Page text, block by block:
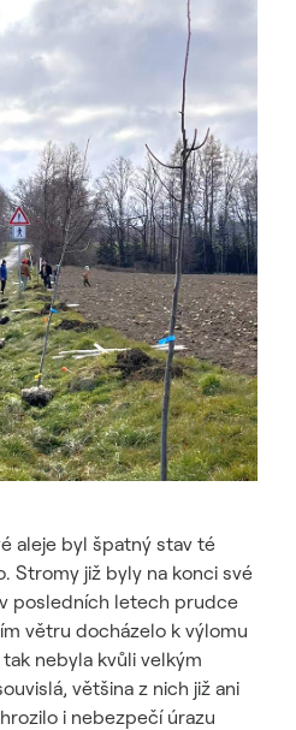
aleje byl špatný stav té
Stromy již byly na konci své
posledních letech prudce
větru docházelo k výlomu
nebyla kvůli velkým
většina z nich již ani
i nebezpečí úrazu